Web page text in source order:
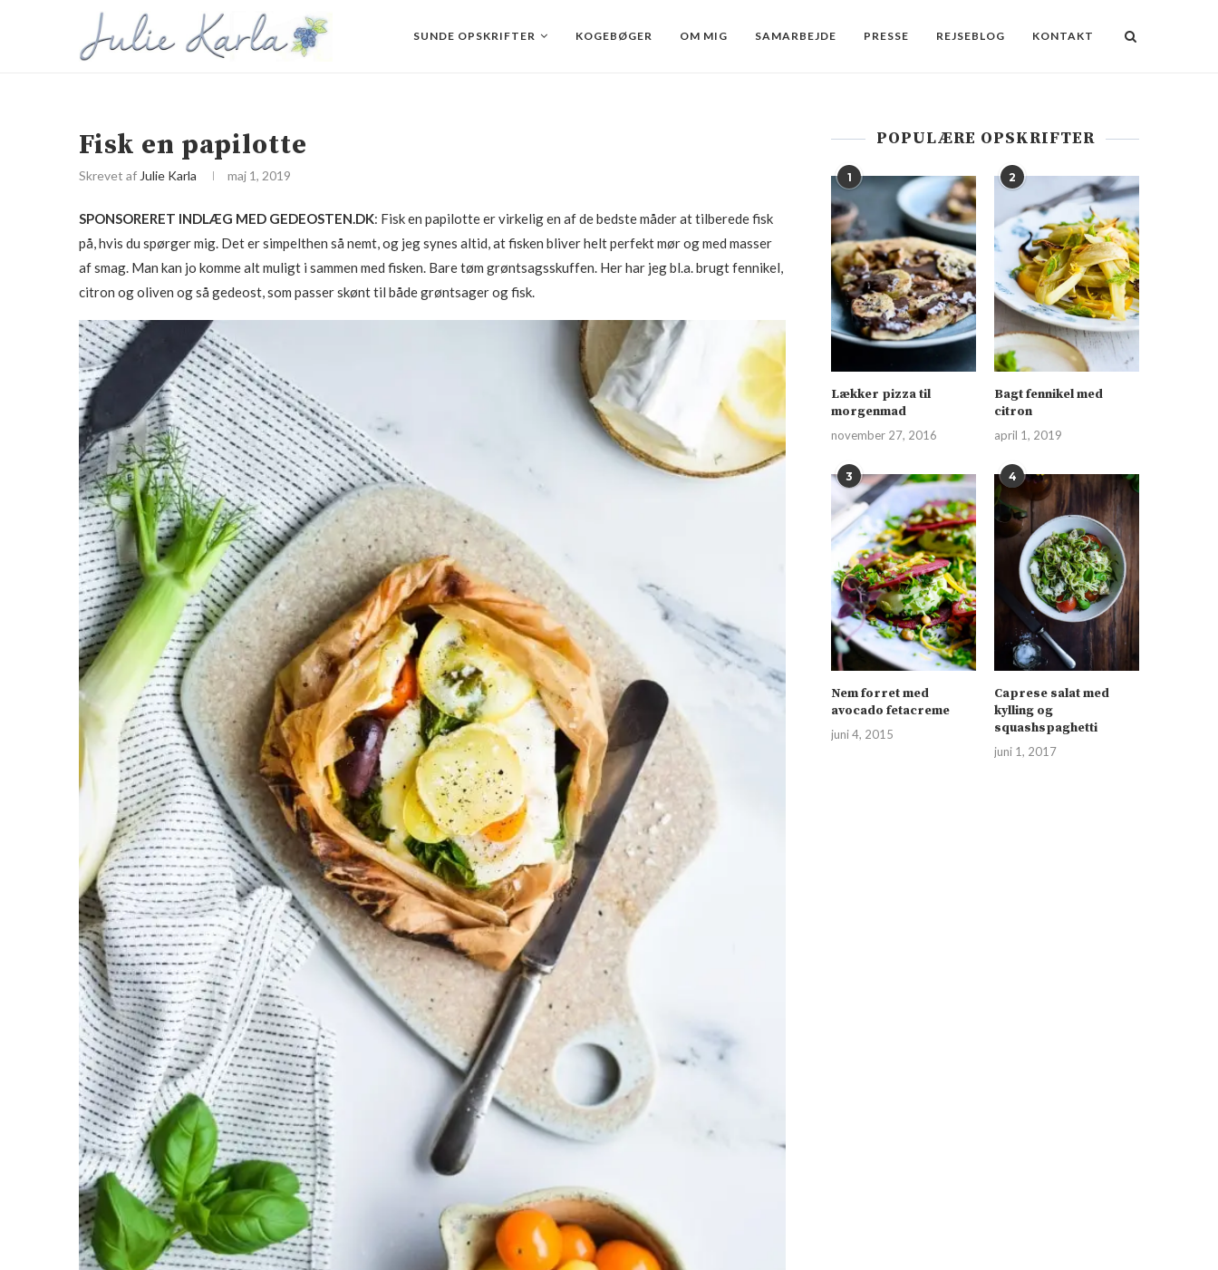
SUNDE OPSKRIFTER KOGEBØGER OM MIG SAMARBEJDE PRESSE REJSEBLOG KONTAKT
Fisk en papilotte
Skrevet af Julie Karla maj 1, 2019
SPONSORERET INDLÆG MED GEDEOSTEN.DK: Fisk en papilotte er virkelig en af de bedste måder at tilberede fisk
på, hvis du spørger mig. Det er simpelthen så nemt, og jeg synes altid, at fisken bliver helt perfekt mør og med masser
af smag. Man kan jo komme alt muligt i sammen med fisken. Bare tøm grøntsagsskuffen. Her har jeg bl.a. brugt fennikel,
citron og oliven og så gedeost, som passer skønt til både grøntsager og fisk.
POPULÆRE OPSKRIFTER
1
Lækker pizza til
morgenmad
november 27, 2016
2
Bagt fennikel med
citron
april 1, 2019
3
Nem forret med
avocado fetacreme
juni 4, 2015
4
Caprese salat med
kylling og
squashspaghetti
juni 1, 2017